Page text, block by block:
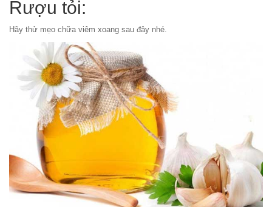
Rượu tỏi:
Hãy thử mẹo chữa viêm xoang sau đây nhé.